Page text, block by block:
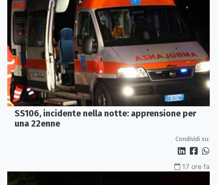
SS106, incidente nella notte: apprensione per
una 22enne
Condividi su:
17 ore fa